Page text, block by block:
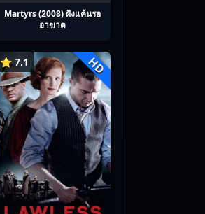
Martyrs (2008) ฝังแค้นรอ
อาฆาต
⭐ 7.1 HD